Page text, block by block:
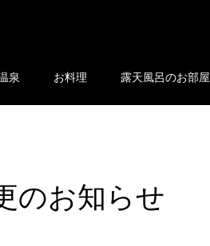
泉 お料理 露天風呂のお部屋
のお知らせ